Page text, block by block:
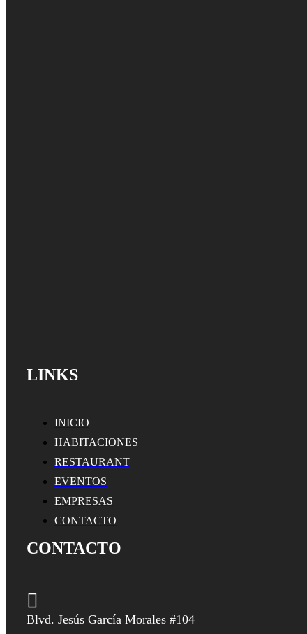
LINKS
INICIO
HABITACIONES
RESTAURANT
EVENTOS
EMPRESAS
CONTACTO
CONTACTO
Blvd. Jesús García Morales #104